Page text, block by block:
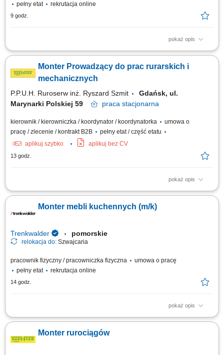
pełny etat
rekrutacja online
9 godz.
pokaż opis
Twoje zadania montaż oraz serwis zabudów specjalistycznych pojazdów,
takich jak holowniki, dźwigi, najazdy oraz inne zabudowy ciężarowe
wykonywane pod indywidualne zamówienia, współpraca z zespołem
Monter Prowadzący do prac rurarskich i
mechanicznych
P.P.U.H. Ruroserw inż. Ryszard Szmit
Gdańsk, ul.
Marynarki Polskiej 59
praca stacjonarna
kierownik / kierowniczka / koordynator / koordynatorka
umowa o
pracę / zlecenie / kontrakt B2B
pełny etat / część etatu
aplikuj szybko
aplikuj bez CV
13 godz.
pokaż opis
koordynacja pracy zespołu; odpowiedzialność za przebieg prac;
Monter mebli kuchennych (m/k)
Trenkwalder pomorskie
relokacja do: Szwajcaria
pracownik fizyczny / pracowniczka fizyczna
umowa o pracę
pełny etat
rekrutacja online
14 godz.
pokaż opis
Twoje zadania samodzielny montaż mebli kuchennych u klientów, montaż
dokumentacją, wykonywanie wysokiej jakości prac wykończeniowych,
samodzielna organizacja pracy na miejscu montażu, dbanie o wysoką
Monter rurociągów